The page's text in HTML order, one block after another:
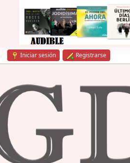
Iniciar sesión Registrarse